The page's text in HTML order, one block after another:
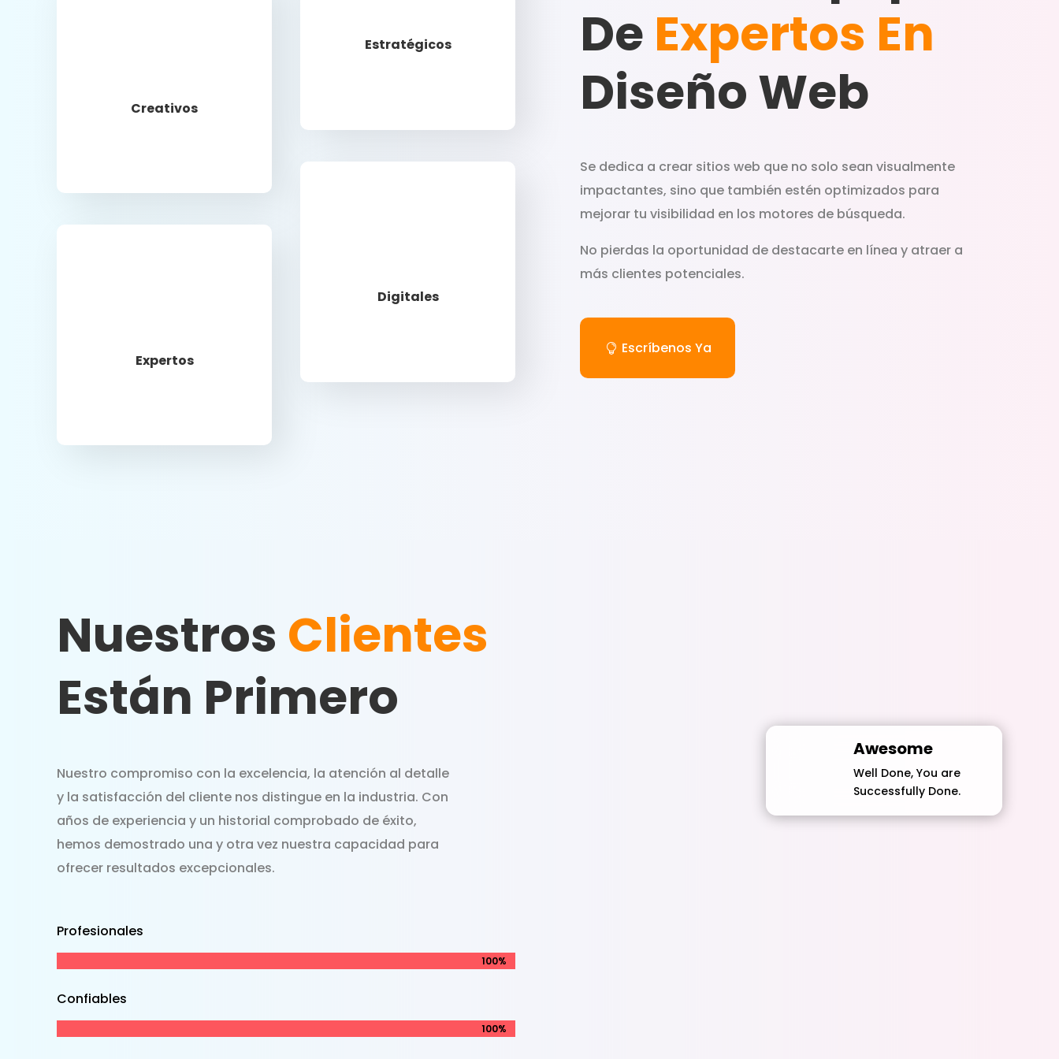
Creativos
Expertos
Estratégicos
Digitales
De Expertos En
Diseño Web
Se dedica a crear sitios web que no solo sean visualmente
impactantes, sino que también estén optimizados para
mejorar tu visibilidad en los motores de búsqueda.
No pierdas la oportunidad de destacarte en línea y atraer a
más clientes potenciales.
Escríbenos Ya
Nuestros Clientes
Están Primero
Nuestro compromiso con la excelencia, la atención al detalle
y la satisfacción del cliente nos distingue en la industria. Con
años de experiencia y un historial comprobado de éxito,
hemos demostrado una y otra vez nuestra capacidad para
ofrecer resultados excepcionales.
Profesionales
100%
100%
Confiables
100%
100%
Awesome
Well Done, You are
Successfully Done.